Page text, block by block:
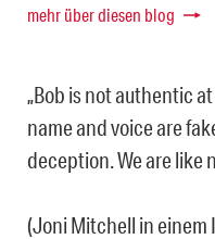
mehr über diesen blog
„Bob is not authentic
name and voice are
deception. We are like
(Joni Mitchell in